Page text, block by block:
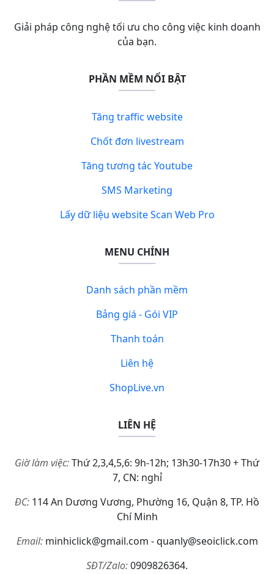
Giải pháp công nghệ tối ưu cho công việc kinh doanh
của bạn.
PHẦN MỀM NỔI BẬT
Tăng traffic website
Chốt đơn livestream
Tăng tương tác Youtube
SMS Marketing
Lấy dữ liệu website Scan Web Pro
MENU CHÍNH
Danh sách phần mềm
Bảng giá - Gói VIP
Thanh toán
Liên hệ
ShopLive.vn
LIÊN HỆ
Giờ làm việc:Thứ 2,3,4,5,6: 9h-12h; 13h30-17h30 + Thứ
7, CN: nghỉ
ĐC: 114 An Dương Vương, Phường 16, Quận 8, TP. Hồ
Chí Minh
Email:minhiclick@gmail.com - quanly@seoiclick.com
SĐT/Zalo:0909826364.